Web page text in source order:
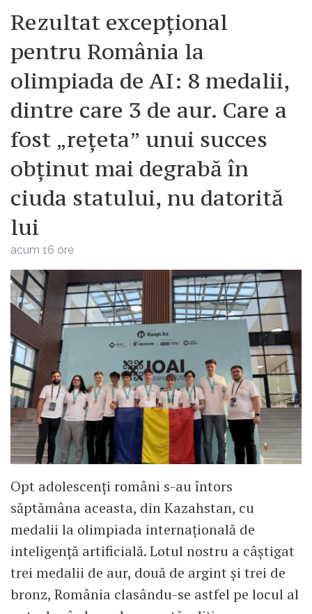
Rezultat excepțional
pentru România la
olimpiada de AI: 8 medalii,
dintre care 3 de aur. Care a
fost „rețeta” unui succes
obținut mai degrabă în
ciuda statului, nu datorită
lui
acum 16 ore
Opt adolescenți români s-au întors
săptămâna aceasta, din Kazahstan, cu
medalii la olimpiada internațională de
inteligență artificială. Lotul nostru a câștigat
trei medalii de aur, două de argint și trei de
bronz, România clasându-se astfel pe locul al